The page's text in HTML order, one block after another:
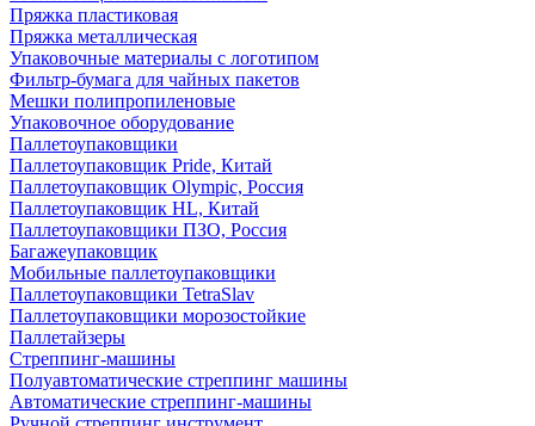
Пряжка пластиковая
Пряжка металлическая
Упаковочные материалы с логотипом
Фильтр-бумага для чайных пакетов
Мешки полипропиленовые
Упаковочное оборудование
Паллетоупаковщики
Паллетоупаковщик Pride, Китай
Паллетоупаковщик Olympic, Россия
Паллетоупаковщик HL, Китай
Паллетоупаковщики ПЗО, Россия
Багажеупаковщик
Мобильные паллетоупаковщики
Паллетоупаковщики TetraSlav
Паллетоупаковщики морозостойкие
Паллетайзеры
Стреппинг-машины
Полуавтоматические стреппинг машины
Автоматические стреппинг-машины